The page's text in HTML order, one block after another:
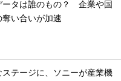
ータは誰のもの？ 企業や国
い合いが加速
テージに、ソニーが産業機